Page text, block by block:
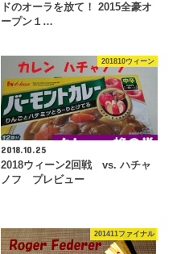
ドのオーラを放て！ 2015全豪オ
ープン１…
201810ウィーン
2018.10.25
2018ウィーン2回戦 vs. ハチャ
ノフ プレビュー
201411ファイナル